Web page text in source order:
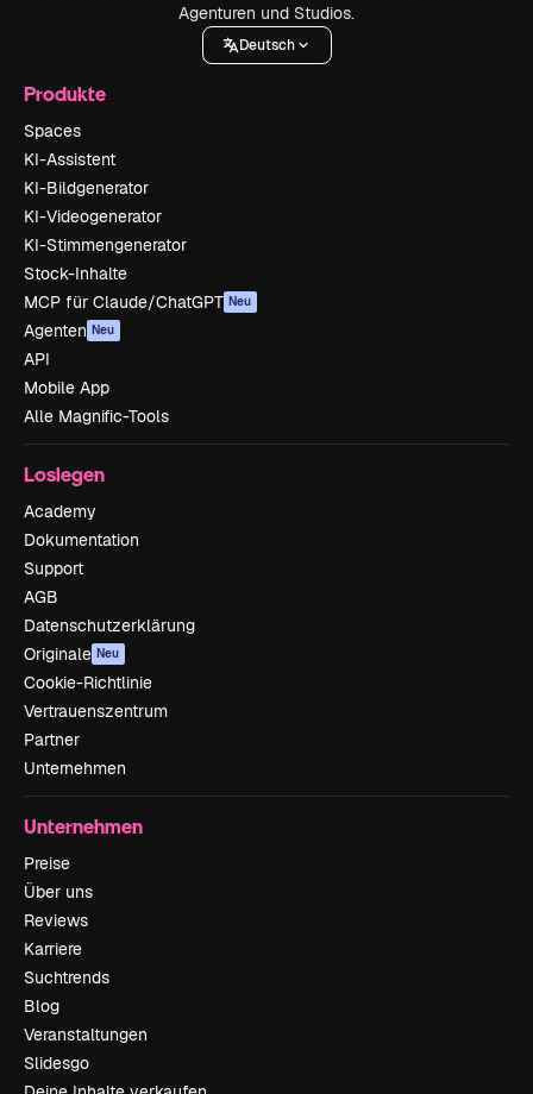
Agenturen und Studios.
Deutsch
Produkte
Spaces
KI-Assistent
KI-Bildgenerator
KI-Videogenerator
KI-Stimmengenerator
Stock-Inhalte
MCP für Claude/ChatGPT Neu
Agenten Neu
API
Mobile App
Alle Magnific-Tools
Loslegen
Academy
Dokumentation
Support
AGB
Datenschutzerklärung
Originale Neu
Cookie-Richtlinie
Vertrauenszentrum
Partner
Unternehmen
Unternehmen
Preise
Über uns
Reviews
Karriere
Suchtrends
Blog
Veranstaltungen
Slidesgo